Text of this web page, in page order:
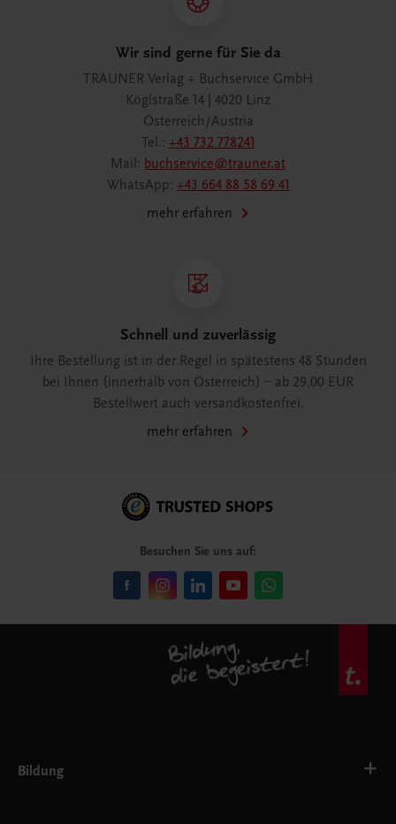
Wir sind gerne für Sie da
TRAUNER Verlag + Buchservice GmbH
Köglstraße 14 | 4020 Linz
Österreich/Austria
Tel.: +43 732 778241
Mail: buchservice@trauner.at
WhatsApp: +43 664 88 58 69 41
mehr erfahren
Schnell und zuverlässig
Ihre Bestellung ist in der Regel in spätestens 48 Stunden
bei Ihnen (innerhalb von Österreich) – ab 29,00 EUR
Bestellwert auch versandkostenfrei.
mehr erfahren
Besuchen Sie uns auf:
Bildung